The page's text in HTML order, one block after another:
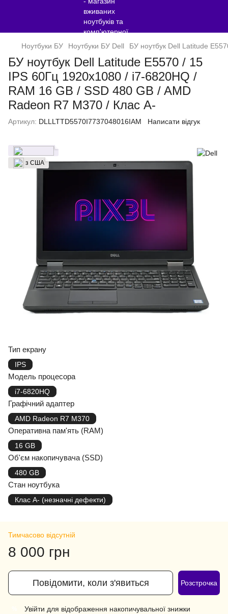
Ноутбуки БУ Ноутбуки БУ Dell БУ ноутбук Dell Latitude
БУ ноутбук Dell Latitude E5570 / 15
IPS 60Гц 1920x1080 / i7-6820HQ /
RAM 16 GB / SSD 480 GB / AMD
Radeon R7 M370 / Клас A-
Артикул: DLLLTTD5570I7737048016IAM Написати відгук
з США
Тип екрану
IPS
Модель процесора
i7-6820HQ
Графічний адаптер
AMD Radeon R7 M370
Оперативна пам'ять (RAM)
16 GB
Об'єм накопичувача (SSD)
480 GB
Стан ноутбука
Клас A- (незначні дефекти)
Тимчасово відсутній
8 000 грн
Повідомити, коли з'явиться Розстрочка
Увійти для відображення накопичувальної знижки